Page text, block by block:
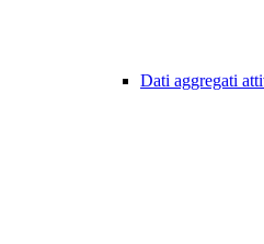
Dati aggregati